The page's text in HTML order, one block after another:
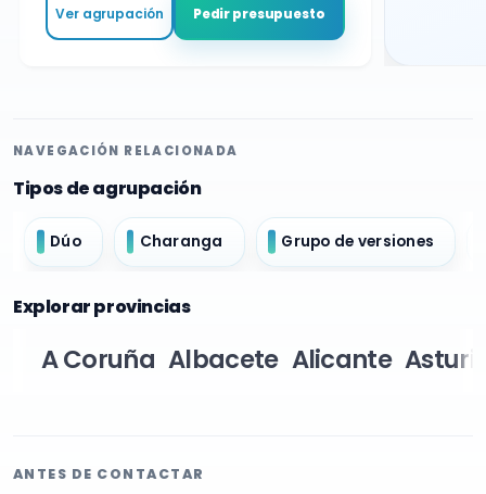
Ver agrupación Pedir presupuesto
NAVEGACIÓN RELACIONADA
Tipos de agrupación
Dúo Charanga Grupo de versiones
Explorar provincias
A Coruña Albacete Alicante
ANTES DE CONTACTAR